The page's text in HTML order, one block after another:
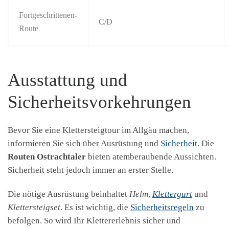
Fortgeschrittenen-
Route
C/D
Ausstattung und
Sicherheitsvorkehrungen
Bevor Sie eine Klettersteigtour im Allgäu machen,
informieren Sie sich über Ausrüstung und Sicherheit. Die
Routen Ostrachtaler bieten atemberaubende Aussichten.
Sicherheit steht jedoch immer an erster Stelle.
Die nötige Ausrüstung beinhaltet Helm, Klettergurt und
Klettersteigset. Es ist wichtig, die Sicherheitsregeln zu
befolgen. So wird Ihr Klettererlebnis sicher und